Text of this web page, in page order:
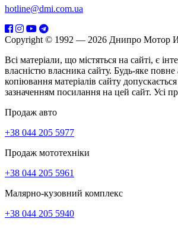
hotline@dmi.com.ua
Copyright © 1992 — 2026 Днипро Мотор
Всі матеріали, що містяться на сайті, є
власністю власника сайту. Будь-яке повне
копіювання матеріалів сайту
зазначенням посилання на цей сайт. Усі
Продаж авто
+38 044 205 5977
Продаж мототехніки
+38 044 205 5961
Малярно-кузовний комплекс
+38 044 205 5940